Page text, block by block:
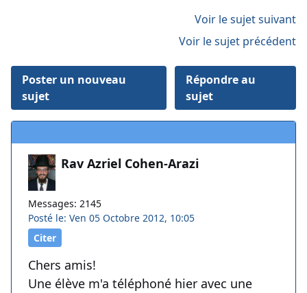
Voir le sujet suivant
Voir le sujet précédent
Poster un nouveau
sujet
Répondre au
sujet
Rav Azriel Cohen-Arazi
Messages: 2145
Posté le: Ven 05 Octobre 2012, 10:05
Citer
Chers amis!
Une élève m'a téléphoné hier avec une